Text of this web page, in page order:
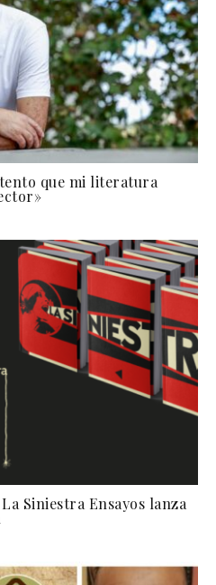
que mi literatura
Siniestra Ensayos lanza